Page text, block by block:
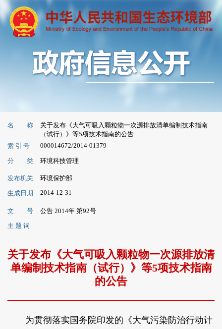
名 称
关于发布《大气可吸入颗粒物一次源排放清单编制技术指南
（试行）》等5项技术指南的公告
索 引 号
000014672/2014-01379
分 类 环境科技管理
发布机关
环境保护部
生成日期
2014-12-31
文 号
公告 2014年 第92号
主 题 词
关于发布《大气可吸入颗粒物一次源排放清
单编制技术指南（试行）》等5项技术指南
的公告
为贯彻落实国务院印发的《大气污染防治行动计